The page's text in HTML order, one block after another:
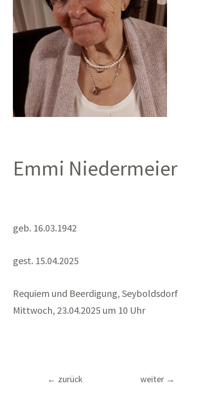
Emmi Niedermeier
geb. 16.03.1942
gest. 15.04.2025
Requiem und Beerdigung, Seyboldsdorf
Mittwoch, 23.04.2025 um 10 Uhr
Beitragsnavigation
← zurück weiter →